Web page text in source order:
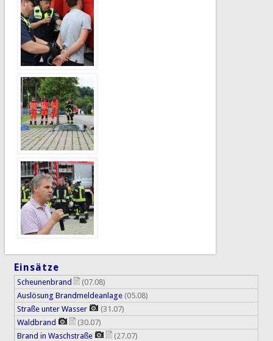
Einsätze
Scheunenbrand
(07.08)
Auslösung Brandmeldeanlage (05.08)
Straße unter Wasser
(31.07)
Waldbrand
(30.07)
Brand in Waschstraße
(27.07)